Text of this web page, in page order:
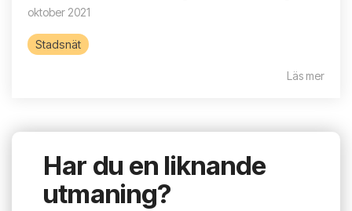
oktober 2021
Stadsnät
Läs mer
Har du en liknande
utmaning?